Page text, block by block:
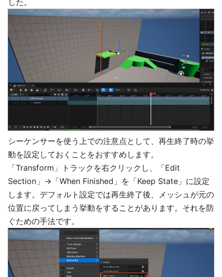
した。
シーケンサーを使う上での注意点として、再生終了時の挙
動を設定しておくことをおすすめします。
「Transform」トラックを右クリックし、「Edit
Section」→「When Finished」を「Keep State」に設定
します。デフォルト設定では再生終了後、メッシュが元の
位置に戻ってしまう挙動をすることがあります。それを防
ぐための手法です。